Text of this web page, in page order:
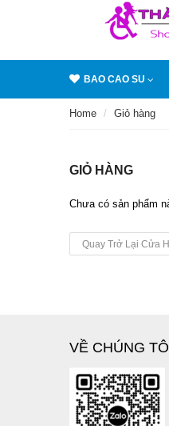
BAO CAO SU
Home Giỏ hàng
GIỎ HÀNG
Chưa có sản phẩm
Quay Trở Lại Cửa
VỀ CHÚNG